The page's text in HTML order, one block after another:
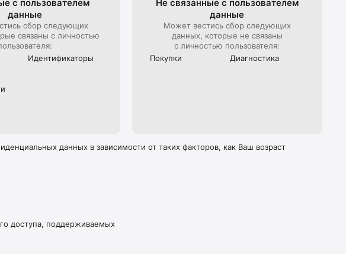
с пользова­телем
данные
сбор следующих
связаны с личностью
Идентифика­торы
Не связанные с пользова­телем
данные
Может вестись сбор следующих
данных, которые не связаны
с личностью пользователя:
Покупки
Диагностика
данных в зависимости от таких факторов, как Ваш возраст
доступа, поддерживаемых